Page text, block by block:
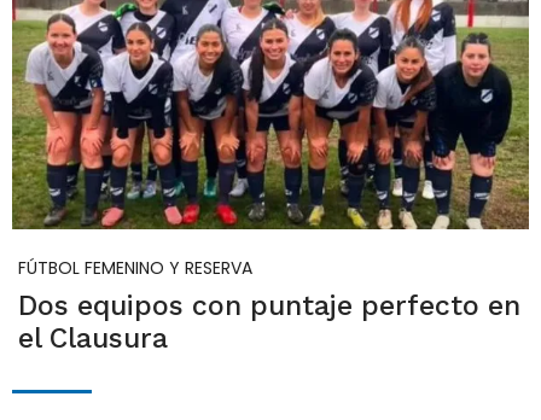
FÚTBOL FEMENINO Y RESERVA
Dos equipos con puntaje perfecto en
el Clausura